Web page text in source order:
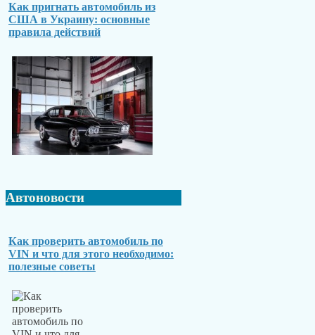
Как пригнать автомобиль из
США в Украину: основные
правила действий
Автоновости
Как проверить автомобиль по
VIN и что для этого необходимо:
полезные советы